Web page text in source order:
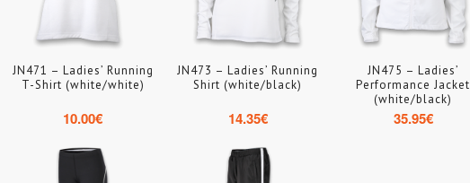
JN471 – Ladies’ Running
T-Shirt (white/white)
10.00€
JN473 – Ladies’ Running
Shirt (white/black)
14.35€
JN475 – Ladies’
Performance Jacket
(white/black)
35.95€